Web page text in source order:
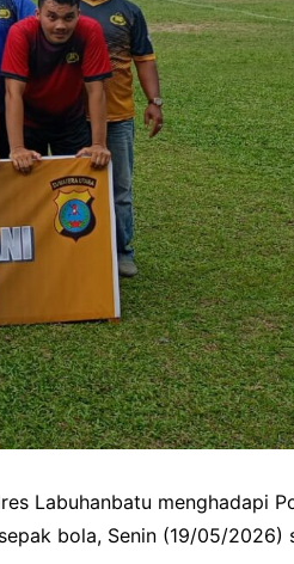
Labuhanbatu menghadapi
bola, Senin (19/05/2026)